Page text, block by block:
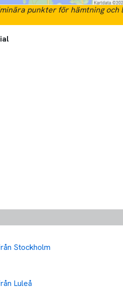
punkter för hämtning och
Stockholm
Luleå